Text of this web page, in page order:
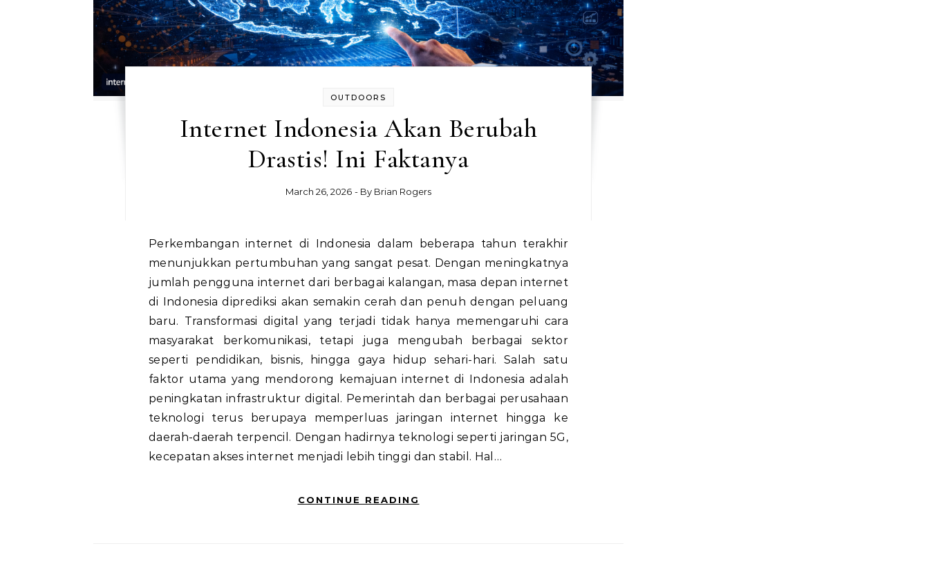
OUTDOORS
Internet Indonesia Akan Berubah
Drastis! Ini Faktanya
March 26, 2026 - By Brian Rogers
Perkembangan internet di Indonesia dalam beberapa tahun terakhir
menunjukkan pertumbuhan yang sangat pesat. Dengan meningkatnya
jumlah pengguna internet dari berbagai kalangan, masa depan internet
di Indonesia diprediksi akan semakin cerah dan penuh dengan peluang
baru. Transformasi digital yang terjadi tidak hanya memengaruhi cara
masyarakat berkomunikasi, tetapi juga mengubah berbagai sektor
seperti pendidikan, bisnis, hingga gaya hidup sehari-hari. Salah satu
faktor utama yang mendorong kemajuan internet di Indonesia adalah
peningkatan infrastruktur digital. Pemerintah dan berbagai perusahaan
teknologi terus berupaya memperluas jaringan internet hingga ke
daerah-daerah terpencil. Dengan hadirnya teknologi seperti jaringan 5G,
kecepatan akses internet menjadi lebih tinggi dan stabil. Hal…
CONTINUE READING